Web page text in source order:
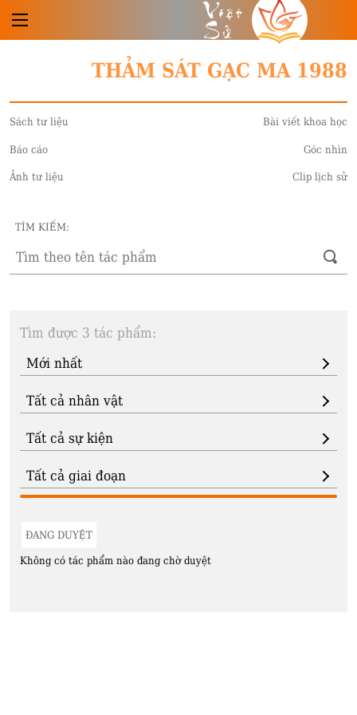
Việt
Sử
THẢM SÁT GẠC MA 1988
Sách tư liệu Bài viết khoa học
Báo cáo Góc nhìn
Ảnh tư liệu Clip lịch sử
TÌM KIẾM:
Tìm được 3 tác phẩm:
ĐANG DUYỆT
Không có tác phẩm nào đang chờ duyệt